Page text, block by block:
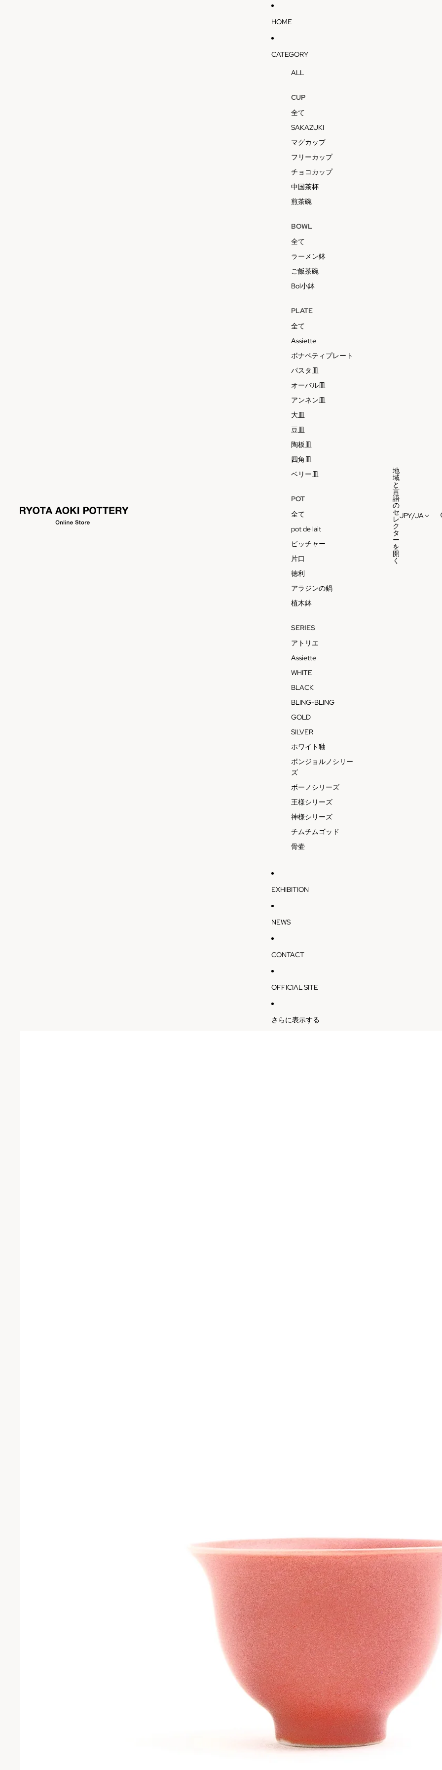
HOME
CATEGORY
ALL
CUP
全て
SAKAZUKI
マグカップ
フリーカップ
チョコカップ
中国茶杯
煎茶碗
BOWL
全て
ラーメン鉢
ご飯茶碗
Bol小鉢
PLATE
全て
Assiette
ボナペティプレート
パスタ皿
オーバル皿
アンネン皿
大皿
豆皿
陶板皿
四角皿
ベリー皿
POT
全て
pot de lait
ピッチャー
片口
徳利
アラジンの鍋
植木鉢
SERIES
アトリエ
Assiette
WHITE
BLACK
BLING-BLING
GOLD
SILVER
ホワイト釉
ボンジョルノシリー
ズ
ボーノシリーズ
王様シリーズ
神様シリーズ
チムチムゴッド
骨壷
EXHIBITION
NEWS
CONTACT
OFFICIAL SITE
さらに表示する
地
域
と
言
語
の
セ
レ
ク
タ
ー
を
開
く
JPY/JA